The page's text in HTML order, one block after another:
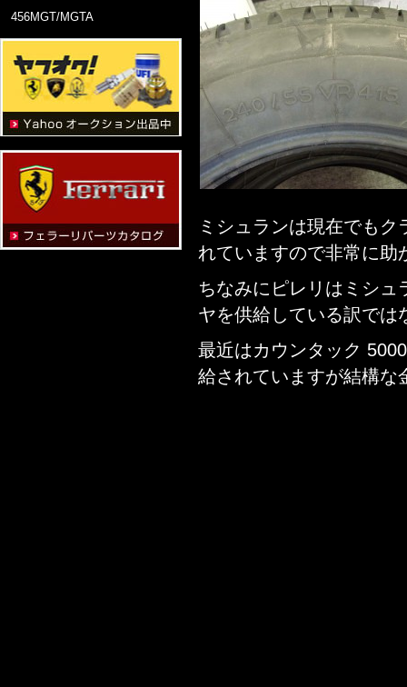
456MGT/MGTA
ミシュランは現在でも
れていますので非常に助
ちなみにピレリはミシ
ヤを供給している訳では
最近はカウンタック
給されていますが結構な